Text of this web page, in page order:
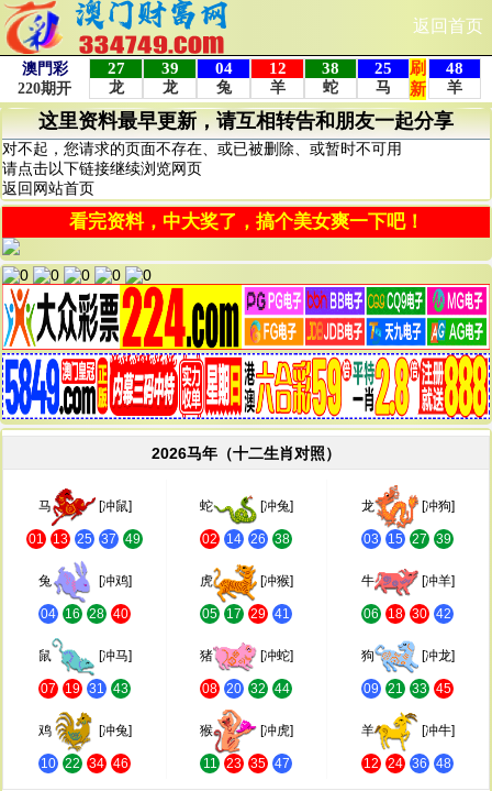
返回首页
这里资料最早更新，请互相转告和朋友一起分享
对不起，您请求的页面不存在、或已被删除、或暂时不可用
请点击以下链接继续浏览网页
返回网站首页
看完资料，中大奖了，搞个美女爽一下吧！
2026马年（十二生肖对照）
马 [冲鼠]
01 13 25 37 49
蛇 [冲兔]
02 14 26 38
龙 [冲狗]
03 15 27 39
兔 [冲鸡]
04 16 28 40
虎 [冲猴]
05 17 29 41
牛 [冲羊]
06 18 30 42
鼠 [冲马]
07 19 31 43
猪 [冲蛇]
08 20 32 44
狗 [冲龙]
09 21 33 45
鸡 [冲兔]
10 22 34 46
猴 [冲虎]
11 23 35 47
羊 [冲牛]
12 24 36 48